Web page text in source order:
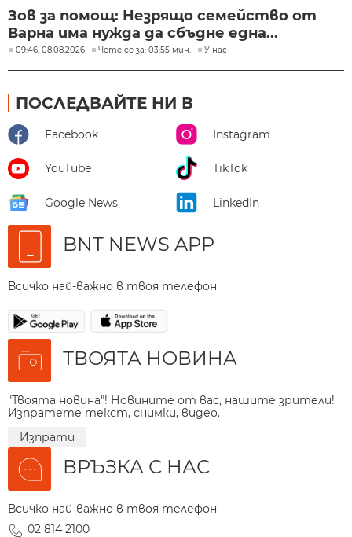
Зов за помощ: Незрящо семейство от
Варна има нужда да сбъдне една...
09:46, 08.08.2026 Чете се за: 03:55 мин. У нас
ПОСЛЕДВАЙТЕ НИ В
Facebook Instagram
YouTube TikTok
Google News LinkedIn
BNT NEWS APP
Всичко най-важно в твоя телефон
ТВОЯТА НОВИНА
"Твоята новина"! Новините от вас, нашите зрители!
Изпратете текст, снимки, видео.
Изпрати
ВРЪЗКА С НАС
Всичко най-важно в твоя телефон
02 814 2100